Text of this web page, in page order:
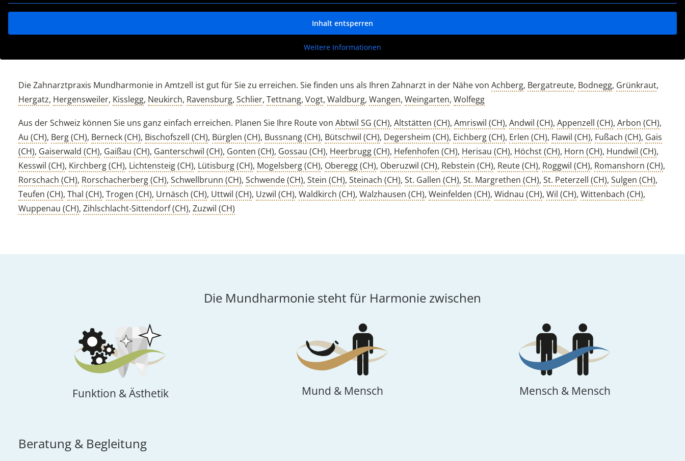
Inhalt entsperren
Weitere Informationen
Die Zahnarztpraxis Mundharmonie in Amtzell ist gut für Sie zu erreichen. Sie finden uns als Ihren Zahnarzt in der Nähe von Achberg, Bergatreute, Bodnegg, Grünkraut,
Hergatz, Hergensweiler, Kisslegg, Neukirch, Ravensburg, Schlier, Tettnang, Vogt, Waldburg, Wangen, Weingarten, Wolfegg
Aus der Schweiz können Sie uns ganz einfach erreichen. Planen Sie Ihre Route von Abtwil SG (CH), Altstätten (CH), Amriswil (CH), Andwil (CH), Appenzell (CH), Arbon (CH),
Au (CH), Berg (CH), Berneck (CH), Bischofszell (CH), Bürglen (CH), Bussnang (CH), Bütschwil (CH), Degersheim (CH), Eichberg (CH), Erlen (CH), Flawil (CH), Fußach (CH), Gais
(CH), Gaiserwald (CH), Gaißau (CH), Ganterschwil (CH), Gonten (CH), Gossau (CH), Heerbrugg (CH), Hefenhofen (CH), Herisau (CH), Höchst (CH), Horn (CH), Hundwil (CH),
Kesswil (CH), Kirchberg (CH), Lichtensteig (CH), Lütisburg (CH), Mogelsberg (CH), Oberegg (CH), Oberuzwil (CH), Rebstein (CH), Reute (CH), Roggwil (CH), Romanshorn (CH),
Rorschach (CH), Rorschacherberg (CH), Schwellbrunn (CH), Schwende (CH), Stein (CH), Steinach (CH), St. Gallen (CH), St. Margrethen (CH), St. Peterzell (CH), Sulgen (CH),
Teufen (CH), Thal (CH), Trogen (CH), Urnäsch (CH), Uttwil (CH), Uzwil (CH), Waldkirch (CH), Walzhausen (CH), Weinfelden (CH), Widnau (CH), Wil (CH), Wittenbach (CH),
Wuppenau (CH), Zihlschlacht-Sittendorf (CH), Zuzwil (CH)
Die Mundharmonie steht für Harmonie zwischen
Funktion & Ästhetik Mund & Mensch Mensch & Mensch
Beratung & Begleitung